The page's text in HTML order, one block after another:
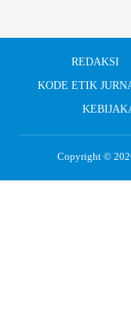
REDAKSI
KODE ETIK
Copyright ©